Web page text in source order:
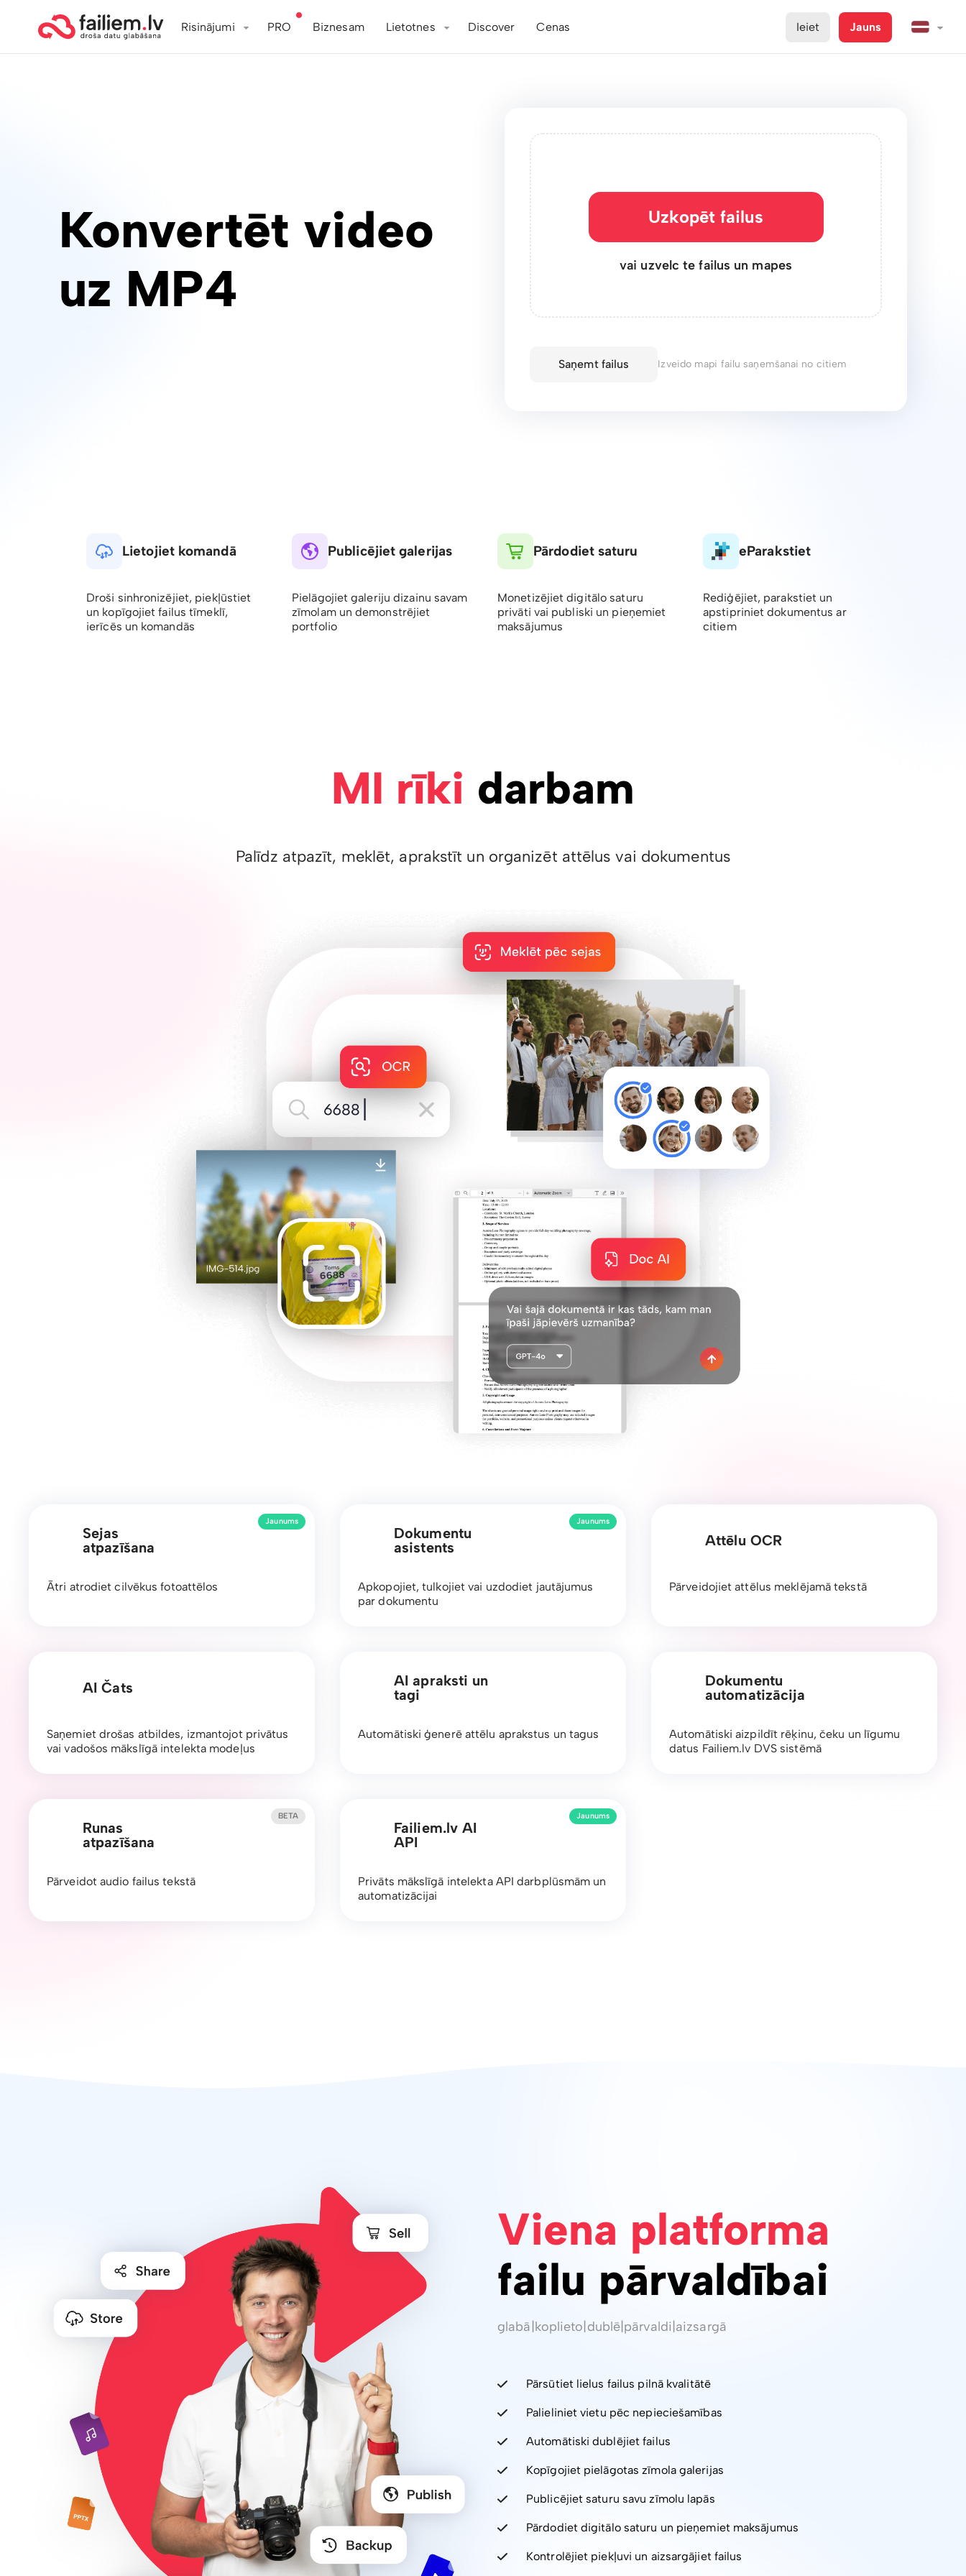
Risinājumi PRO Biznesam Lietotnes Discover Cenas Ieiet Jauns
Konvertēt video
uz MP4
Uzkopēt failus
vai uzvelc te failus un mapes
Saņemt failus Izveido mapi failu saņemšanai no citiem
Lietojiet komandā
Droši sinhronizējiet, piekļūstiet
un kopīgojiet failus tīmeklī,
ierīcēs un komandās
Publicējiet galerijas
Pielāgojiet galeriju dizainu savam
zīmolam un demonstrējiet
portfolio
Pārdodiet saturu
Monetizējiet digitālo saturu
privāti vai publiski un pieņemiet
maksājumus
eParakstiet
Rediģējiet, parakstiet un
apstipriniet dokumentus ar
citiem
MI rīki darbam
Palīdz atpazīt, meklēt, aprakstīt un organizēt attēlus vai dokumentus
Dokumentu
asistents
Apkopojiet, tulkojiet vai uzdodiet jautājumus
par dokumentu
Jaunums
Attēlu OCR
Pārveidojiet attēlus meklējamā tekstā
AI Čats
Saņemiet drošas atbildes, izmantojot privātus
vai vadošos mākslīgā intelekta modeļus
AI apraksti un
tagi
Automātiski ģenerē attēlu aprakstus un tagus
Dokumentu
automatizācija
Automātiski aizpildīt rēķinu, čeku un līgumu
datus Failiem.lv DVS sistēmā
Runas
atpazīšana
Pārveidot audio failus tekstā
BETA
Sejas
atpazīšana
Ātri atrodiet cilvēkus fotoattēlos
Jaunums
Failiem.lv AI
API
Privāts mākslīgā intelekta API darbplūsmām un
automatizācijai
Jaunums
Viena platforma
failu pārvaldībai
glabā koplieto dublē pārvaldi aizsargā
Pārsūtiet lielus failus pilnā kvalitātē
Palieliniet vietu pēc nepieciešamības
Automātiski dublējiet failus
Kopīgojiet pielāgotas zīmola galerijas
Publicējiet saturu savu zīmolu lapās
Pārdodiet digitālo saturu un pieņemiet maksājumus
Kontrolējiet piekļuvi un aizsargājiet failus